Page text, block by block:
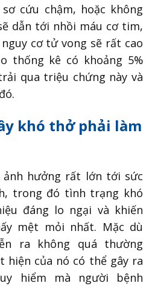
cứu chậm, hoặc không
dẫn tới nhồi máu cơ tim,
cơ tử vong sẽ rất cao
thống kê có khoảng 5%
qua triệu chứng này và
khó thở phải làm
ảnh hưởng rất lớn tới sức
trong đó tình trạng khó
đáng lo ngại và khiến
mệt mỏi nhất. Mặc dù
ra không quá thường
hiện của nó có thể gây ra
hiểm mà người bệnh